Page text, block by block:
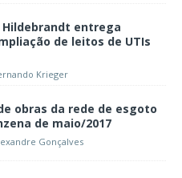
entrega
de leitos de UTIs
Krieger
obras da rede de esgoto
de maio/2017
Gonçalves